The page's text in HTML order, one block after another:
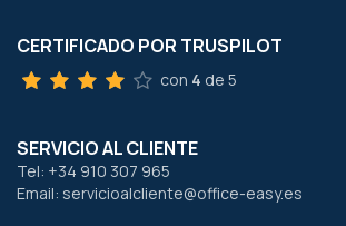
CERTIFICADO POR TRUSPILOT
con 4 de 5
SERVICIO AL CLIENTE
Tel: +34 910 307 965
Email: servicioalcliente@office-easy.es